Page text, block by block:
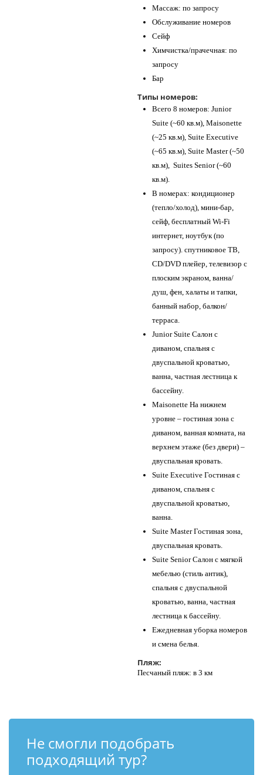
Массаж: по запросу
Обслуживание номеров
Сейф
Химчистка/прачечная: по
запросу
Бар
Типы номеров:
Всего 8 номеров: Junior
Suite (~60 кв.м), Maisonette
(~25 кв.м), Suite Executive
(~65 кв.м), Suite Master (~50
кв.м), Suites Senior (~60
кв.м).
В номерах: кондиционер
(тепло/холод), мини-бар,
сейф, бесплатный Wi-Fi
интернет, ноутбук (по
запросу). спутниковое ТВ,
CD/DVD плейер, телевизор с
плоским экраном, ванна/
душ, фен, халаты и тапки,
банный набор, балкон/
терраса.
Junior Suite Салон с
диваном, спальня с
двуспальной кроватью,
ванна, частная лестница к
бассейну.
Maisonette На нижнем
уровне – гостиная зона с
диваном, ванная комната, на
верхнем этаже (без двери) –
двуспальная кровать.
Suite Executive Гостиная с
диваном, спальня с
двуспальной кроватью,
ванна.
Suite Master Гостиная зона,
двуспальная кровать.
Suite Senior Салон с мягкой
мебелью (стиль антик),
спальня с двуспальной
кроватью, ванна, частная
лестница к бассейну.
Ежедневная уборка номеров
и смена белья.
Пляж:
Песчаный пляж: в 3 км
Не смогли подобрать
подходящий тур?